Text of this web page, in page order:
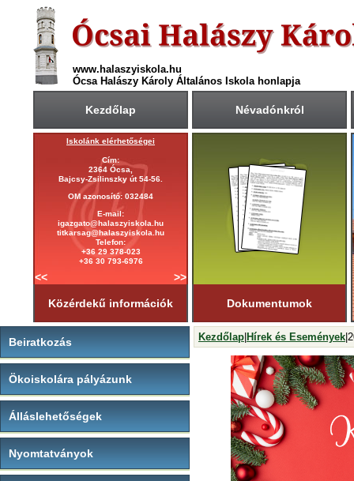
www.halaszyiskola.hu
Ócsa Halászy Károly Általános Iskola honlapja
Kezdőlap Névadónkról
Iskolánk elérhetőségei
Cím:
2364 Ócsa,
Bajcsy-Zsilinszky út 54-56.
OM azonosító: 032484
E-mail:
igazgato@halaszyiskola.hu
titkarsag@halaszyiskola.hu
Telefon:
+36 29 378-023
+36 30 793-6976
Első tanítási nap:
2025. szeptember 1. (hétfő)
Utolsó tanítási nap:
2026. június 19. (péntek)
Tanítási napok száma:
181 nap
Első félév
2026. január 23-igtart.
<< >>
Közérdekű információk Dokumentumok
Beiratkozás
Ökoiskolára pályázunk
Álláslehetőségek
Nyomtatványok
Kezdőlap Hírek és Események